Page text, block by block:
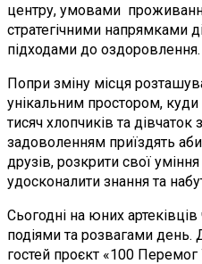
центру, умовами
стратегічними напрямками
підходами до оздоровлення.
Попри зміну місця
унікальним простором,
тисяч хлопчиків та дівчаток
задоволенням приїздять
друзів, розкрити свої
удосконалити знання та
Сьогодні на юних
подіями та розвагами день.
гостей проєкт «100 Перемог